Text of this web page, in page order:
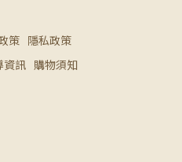
策 隱私政策
資訊 購物須知